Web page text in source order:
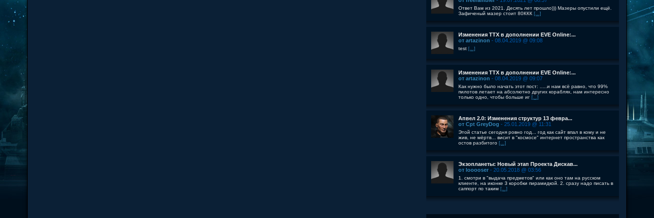
Ответ Вам из 2021. Десять лет прошло))) Мазеры опустили ещё.
Зафиченый мазер стоит 80ККК [...]
Изменения ТТХ в дополнении EVE Online:...
от artazinon - 08.04.2019 @ 09:08
test [...]
Изменения ТТХ в дополнении EVE Online:...
от artazinon - 08.04.2019 @ 09:07
Как нужно было начать этот пост: .....и нам всё равно, что 99%
пилотов летает на абсолютно других кораблях, нам интересно
только одно, чтобы больше иг [...]
Апвел 2.0: Изменения структур 13 февра...
от Cpt GreyDog - 25.01.2019 @ 11:31
Этой статье сегодня ровно год... год как сайт впал в кому и не
жив, не мёртв... висит в "космосе" интернет пространства как
остов разбитого [...]
Экзопланеты: Новый этап Проекта Дискав...
от looooser - 20.05.2018 @ 03:56
1. смотри в "выдача предметов" или как оно там на русском
клиенте, на иконке 3 коробки пирамидкой. 2. сразу надо писать в
саппорт по таким [...]